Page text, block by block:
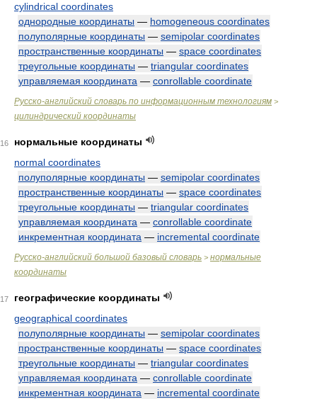
cylindrical coordinates
однородные координаты — homogeneous coordinates
полуполярные координаты — semipolar coordinates
пространственные координаты — space coordinates
треугольные координаты — triangular coordinates
управляемая координата — conrollable coordinate
Русско-английский словарь по информационным технологиям >
цилиндрический координаты
16
нормальные координаты
normal coordinates
полуполярные координаты — semipolar coordinates
пространственные координаты — space coordinates
треугольные координаты — triangular coordinates
управляемая координата — conrollable coordinate
инкрементная координата — incremental coordinate
Русско-английский большой базовый словарь > нормальные
координаты
17
географические координаты
geographical coordinates
полуполярные координаты — semipolar coordinates
пространственные координаты — space coordinates
треугольные координаты — triangular coordinates
управляемая координата — conrollable coordinate
инкрементная координата — incremental coordinate